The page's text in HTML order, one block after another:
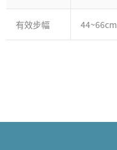
有效步幅 44~66cm